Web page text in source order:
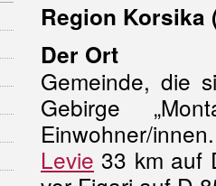
Region Korsika
Der Ort
Gemeinde, die
Gebirge
Einwohner/
Levie 33 km auf